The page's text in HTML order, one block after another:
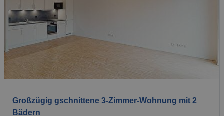
Großzügig gschnittene 3-Zimmer-Wohnung mit 2
Bädern